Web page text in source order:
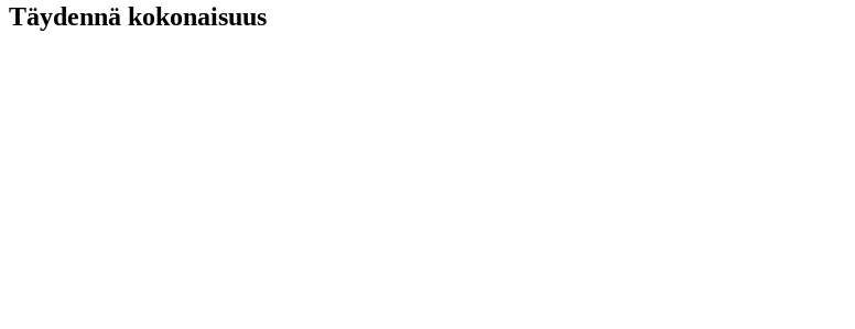
Täydennä kokonaisuus